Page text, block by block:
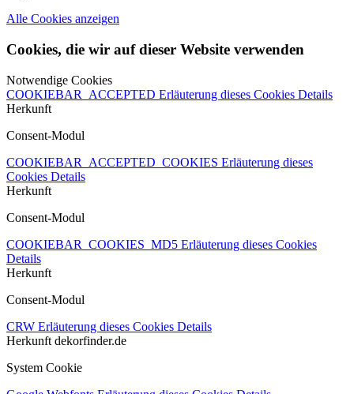
Alle Cookies anzeigen
Cookies, die wir auf dieser Website verwenden
Notwendige Cookies
COOKIEBAR_ACCEPTED Erläuterung dieses Cookies Details
Herkunft
Consent-Modul
COOKIEBAR_ACCEPTED_COOKIES Erläuterung dieses
Cookies Details
Herkunft
Consent-Modul
COOKIEBAR_COOKIES_MD5 Erläuterung dieses Cookies
Details
Herkunft
Consent-Modul
CRW Erläuterung dieses Cookies Details
Herkunft dekorfinder.de
System Cookie